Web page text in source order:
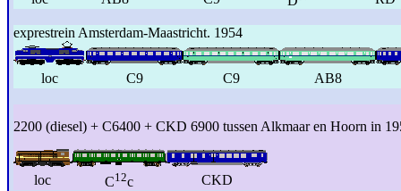
exprestrein Amsterdam-Maastricht. 1954
loc C9 C9 AB8
2200 (diesel) + C6400 + CKD 6900 tussen Alkmaar en Hoorn in
loc C12c CKD